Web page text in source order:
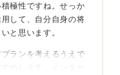
極性ですね。せっか
して、自分自身の将
と思います。
ランを考えるうえで
めします。インター